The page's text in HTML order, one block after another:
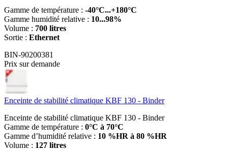
Gamme de température : -40°C...+180°C
Gamme humidité relative : 10...98%
Volume : 700 litres
Sortie : Ethernet
BIN-90200381
Prix sur demande
Enceinte de stabilité climatique KBF 130 - Binder
Enceinte de stabilité climatique KBF 130 - Binder
Gamme de température : 0°C à 70°C
Gamme d’humidité relative : 10 %HR à 80 %HR
Volume : 127 litres